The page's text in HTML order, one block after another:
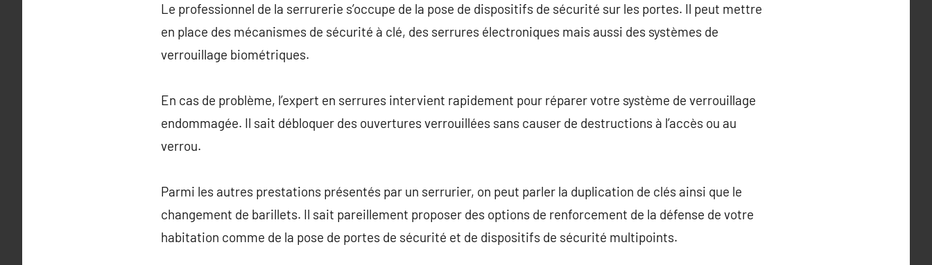
Le professionnel de la serrurerie s’occupe de la pose de dispositifs de sécurité sur les portes. Il peut mettre
en place des mécanismes de sécurité à clé, des serrures électroniques mais aussi des systèmes de
verrouillage biométriques.
En cas de problème, l’expert en serrures intervient rapidement pour réparer votre système de verrouillage
endommagée. Il sait débloquer des ouvertures verrouillées sans causer de destructions à l’accès ou au
verrou.
Parmi les autres prestations présentés par un serrurier, on peut parler la duplication de clés ainsi que le
changement de barillets. Il sait pareillement proposer des options de renforcement de la défense de votre
habitation comme de la pose de portes de sécurité et de dispositifs de sécurité multipoints.